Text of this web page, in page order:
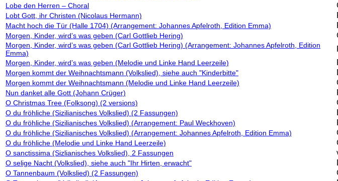
Lobe den Herren – Choral
Lobt Gott, ihr Christen (Nicolaus Hermann)
Macht hoch die Tür (Halle 1704) (Arrangement: Johannes Apfelroth, Edition Emma)
Morgen, Kinder, wird’s was geben (Carl Gottlieb Hering)
Morgen, Kinder, wird’s was geben (Carl Gottlieb Hering) (Arrangement: Johannes Apfelroth, Edition
Emma)
Morgen, Kinder, wird’s was geben (Melodie und Linke Hand Leerzeile)
Morgen kommt der Weihnachtsmann (Volkslied), siehe auch "Kinderbitte"
Morgen kommt der Weihnachtsmann (Melodie und Linke Hand Leerzeile)
Nun danket alle Gott (Johann Crüger)
O Christmas Tree (Folksong) (2 versions)
O du fröhliche (Sizilianisches Volkslied) (2 Fassungen)
O du fröhliche (Sizilianisches Volkslied) (Arrangement: Paul Weckhoven)
O du fröhliche (Sizilianisches Volkslied) (Arrangement: Johannes Apfelroth, Edition Emma)
O du fröhliche (Melodie und Linke Hand Leerzeile)
O sanctissima (Sizlianisches Volkslied), 2 Fassungen
O selige Nacht (Volkslied), siehe auch "Ihr Hirten, erwacht"
O Tannenbaum (Volkslied) (2 Fassungen)